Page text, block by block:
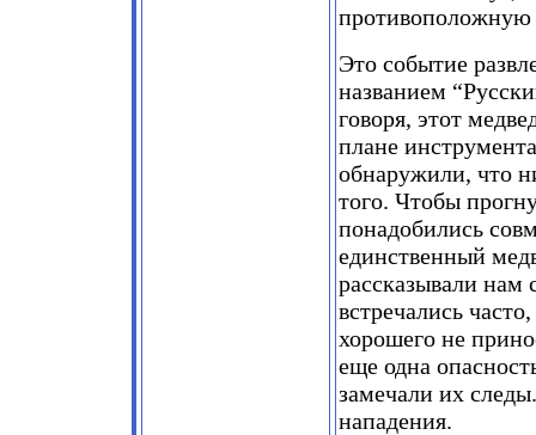
противоположную
Это событие
названием
говоря, этот
плане
обнаружили, что
того. Чтобы
понадобились
единственный
рассказывали нам
встречались
хорошего не
еще одна
замечали их
нападения.